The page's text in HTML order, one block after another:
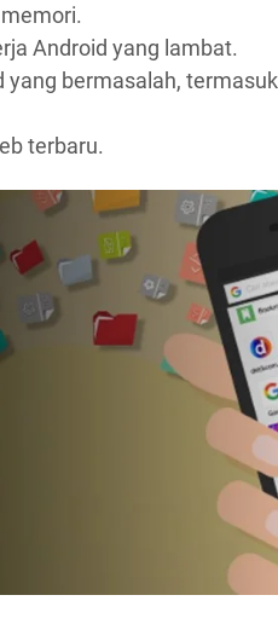
Android yang lambat.
bermasalah,
terbaru.